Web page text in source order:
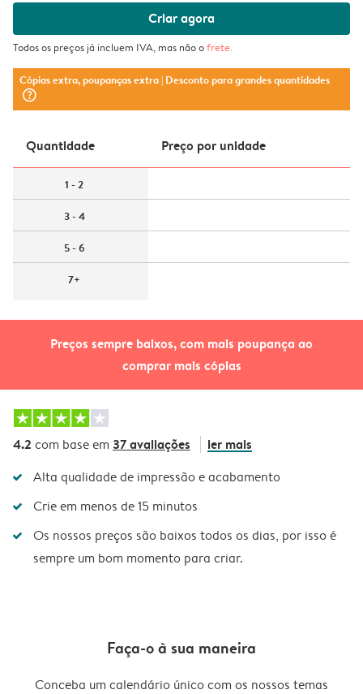
Preços sempre baixos, com mais poupança ao
comprar mais cópias
Criar agora
Todos os preços já incluem IVA, mas não ofrete.
Cópias extra, poupanças extra| Desconto para grandes quantidades
question_mark_circle
Quantidade Preço por unidade
1 - 2
3 - 4
5 - 6
7+
4.2 com base em 37 avaliações ler mais
Alta qualidade de impressão e acabamento
Crie em menos de 15 minutos
Os nossos preços são baixos todos os dias, por isso é
sempre um bom momento para criar.
Faça-o à sua maneira
Conceba um calendário único com os nossos temas